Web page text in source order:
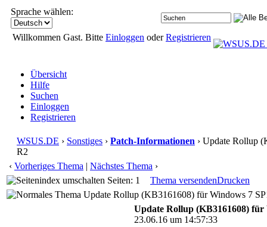
Sprache wählen:
Willkommen Gast. Bitte Einloggen oderRegistrieren
Übersicht
Hilfe
Suchen
Einloggen
Registrieren
WSUS.DE › Sonstiges › Patch-Informationen › Update Rollup
R2
‹ Vorheriges Thema | Nächstes Thema ›
Seiten: 1
Thema versendenDrucken
Update Rollup (KB3161608) für Windows 7
Update Rollup (KB3161608) für
23.06.16 um 14:57:33